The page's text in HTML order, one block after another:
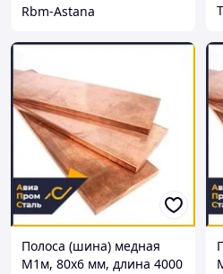
Rbm-Astana
Полоса (шина) медная
М1м, 80х6 мм, длина 4000